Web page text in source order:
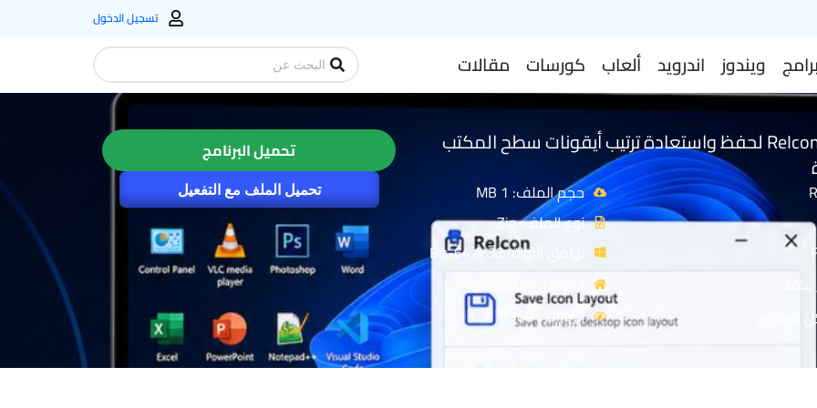
تسجيل الدخول
برامج ويندوز اندرويد ألعاب كورسات مقالات
Search
...
تحميل برنامج ReIcon لحفظ واستعادة ترتيب أيقونات سطح المكتب
حجم الملف: 1 MB
نوع الملف: Zip
توافق النواة: 32 & 64-Bit
الزيارات : 1368
تحميل البرنامج
تحميل الملف مع التفعيل